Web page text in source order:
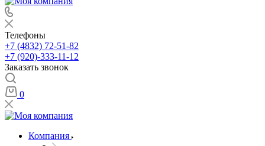
Телефоны
+7 (4832) 72-51-82
+7 (920)-333-11-12
Заказать звонок
0
Компания